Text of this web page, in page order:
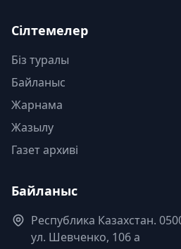
Сілтемелер
Біз туралы
Байланыс
Жарнама
Жазылу
Газет архиві
Байланыс
Республика Казахстан.
ул. Шевченко, 106 а